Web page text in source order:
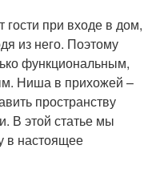
для узкой ниши
в узкой нише
гости при входе в дом,
из него. Поэтому
функциональным,
Ниша в прихожей –
пространству
В этой статье мы
в настоящее